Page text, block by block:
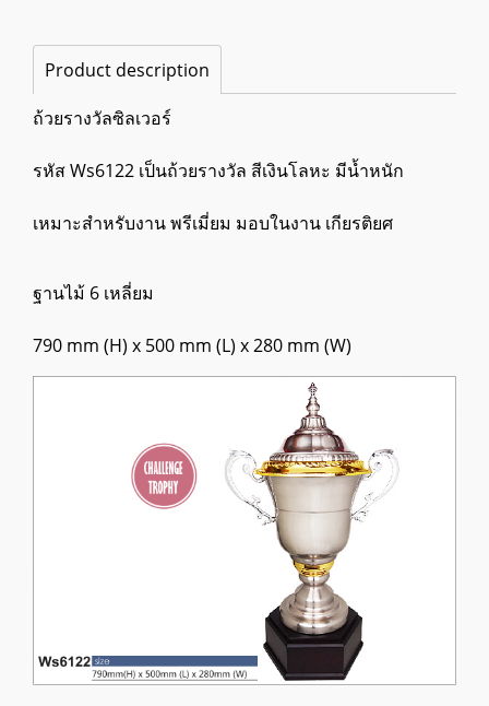
Product description
ถ้วยรางวัลซิลเวอร์
รหัส Ws6122 เป็นถ้วยรางวัล สีเงินโลหะ มีน้ำหนัก
เหมาะสำหรับงาน พรีเมี่ยม มอบในงาน เกียรติยศ
ฐานไม้ 6 เหลี่ยม
790 mm (H) x 500 mm (L) x 280 mm (W)